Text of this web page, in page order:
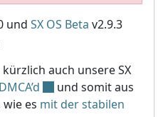
und SX OS Beta v2.9.3
auch unsere SX
DMCA’d
und somit aus
es mit der stabilen